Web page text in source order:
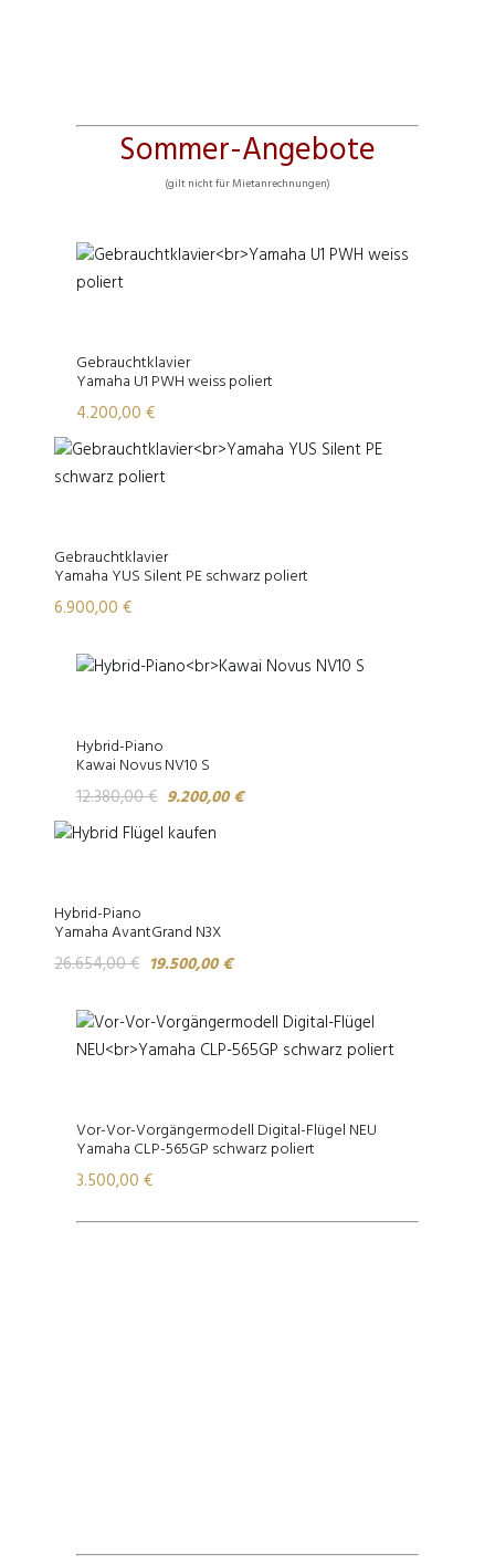
Sommer-Angebote
(gilt nicht für Mietanrechnungen)
Gebrauchtklavier
Yamaha U1 PWH weiss poliert
4.200,00 €
Gebrauchtklavier
Yamaha YUS Silent PE schwarz poliert
6.900,00 €
Hybrid-Piano
Kawai Novus NV10 S
12.380,00€ Ursprünglicher
Preis
9.200,00€
Hybrid-Piano
Yamaha AvantGrand N3X
26.654,00€ Ursprünglicher
war:
26.654,00 €
19.500,00€
ist:
19.500,00 €.
Vor-Vor-Vorgängermodell Digital-Flügel NEU
Yamaha CLP-565GP schwarz poliert
3.500,00 €